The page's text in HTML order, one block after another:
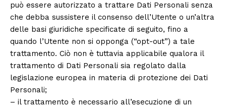
può essere autorizzato a trattare Dati Personali senza
che debba sussistere il consenso dell’Utente o un’altra
delle basi giuridiche specificate di seguito, fino a
quando l’Utente non si opponga (“opt-out”) a tale
trattamento. Ciò non è tuttavia applicabile qualora il
trattamento di Dati Personali sia regolato dalla
legislazione europea in materia di protezione dei Dati
Personali;
– il trattamento è necessario all’esecuzione di un